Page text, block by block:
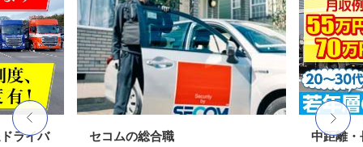
ライバ セコムの総合職
中距離・